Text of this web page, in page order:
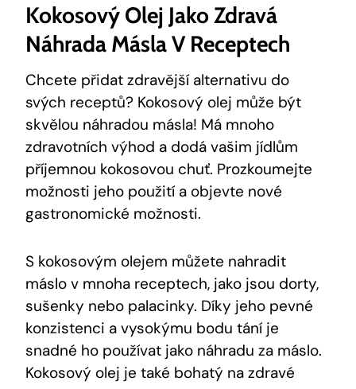
Kokosový Olej Jako Zdravá
Náhrada Másla V Receptech
Chcete přidat zdravější‌ alternativu do
svých receptů?⁤ Kokosový olej může​ být⁢
skvělou náhradou másla! Má mnoho
⁤zdravotních ‍výhod⁢ a dodá vašim jídlům
příjemnou⁢ kokosovou chuť. Prozkoumejte
možnosti jeho použití a objevte⁣ nové
gastronomické možnosti.
S⁢ kokosovým olejem ⁣můžete nahradit
máslo v mnoha ⁢receptech, jako⁣ jsou dorty,
sušenky nebo palacinky. Díky jeho pevné
konzistenci a vysokýmu bodu tání je
snadné ho používat jako⁢ náhradu​ za máslo.
Kokosový olej je také bohatý na zdravé